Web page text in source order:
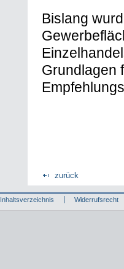
Bislang
Grundlagen
zurück
Inhaltsverzeichnis Widerrufsrecht